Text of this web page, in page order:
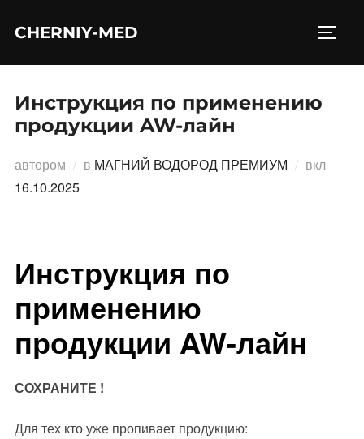
CHERNIY-MED
Инструкция по применению
продукции AW-лайн
автором в МАГНИЙ ВОДОРОД ПРЕМИУМ вкл
16.10.2025
Инструкция по
применению
продукции AW-лайн
СОХРАНИТЕ !
Для тех кто уже пропивает продукцию: